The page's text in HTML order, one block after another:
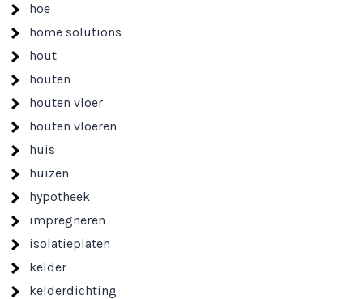
hoe
home solutions
hout
houten
houten vloer
houten vloeren
huis
huizen
hypotheek
impregneren
isolatieplaten
kelder
kelderdichting